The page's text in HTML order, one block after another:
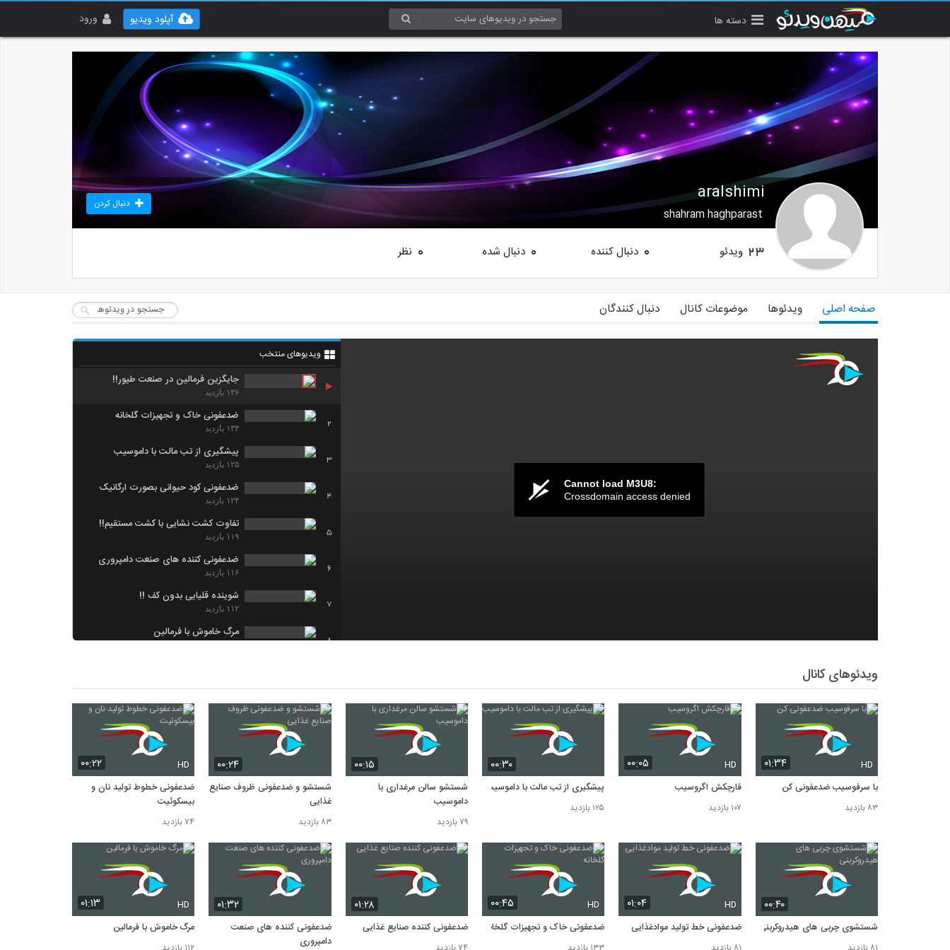
دسته ها ورود آپلود ویدیو
aralshimi
shahram haghparast
دنبال کردن
23 ویدئو 0 دنبال کننده 0 دنبال شده 0 نظر
صفحه اصلی ویدئوها موضوعات کانال دنبال کنندگان
Cannot load M3U8:
Crossdomain access denied
ویدیوهای منتخب
جایگزین فرمالین در صنعت طیور!!
۱۳۶ بازدید
2
ضدعفونی خاک و تجهیزات گلخانه
۱۳۳ بازدید
3
پیشگیری از تب مالت با داموسیب
۱۲۵ بازدید
4
ضدعفونی کود حیوانی بصورت ارگانیک
۱۲۴ بازدید
5
تفاوت کشت نشایی با کشت مستقیم!!
۱۱۹ بازدید
6
ضدعفونی کننده های صنعت دامپروری
۱۱۶ بازدید
7
شوینده قلیایی بدون کف !!
۱۱۲ بازدید
8
مرگ خاموش با فرمالین
۱۱۲ بازدید
مواد شوینده صنعتی: شوینده اسیدی و
قلیایی
۱۰۹ بازدید
ویدئوهای کانال
۰۱:۳۴ HD
با سرفوسیب ضدعفونی کن
۸۳ بازدید
۰۰:۰۵ HD
قارچکش اگروسیب
۱۰۷ بازدید
۰۰:۳۰
پیشگیری از تب مالت با داموسیب
۱۲۵ بازدید
۰۰:۱۵
شستشو سالن مرغداری با
داموسیب
۷۹ بازدید
۰۰:۲۴
شستشو و ضدعفونی ظروف صنایع
غذایی
۸۳ بازدید
۰۰:۲۲ HD
ضدعفونی خطوط تولید نان و
بیسکوئیت
۷۴ بازدید
۰۰:۴۰
شستشوی چربی های هیدروکربنی
۰۱:۰۴ HD
ضدعفونی خط تولید موادغذایی
۰۰:۴۵ HD
ضدعفونی خاک و تجهیزات گلخانه
۰۱:۲۸
ضدعفونی کننده صنایع غذایی
۰۱:۳۲
ضدعفونی کننده های صنعت
دامپروری
۰۱:۱۳ HD
مرگ خاموش با فرمالین